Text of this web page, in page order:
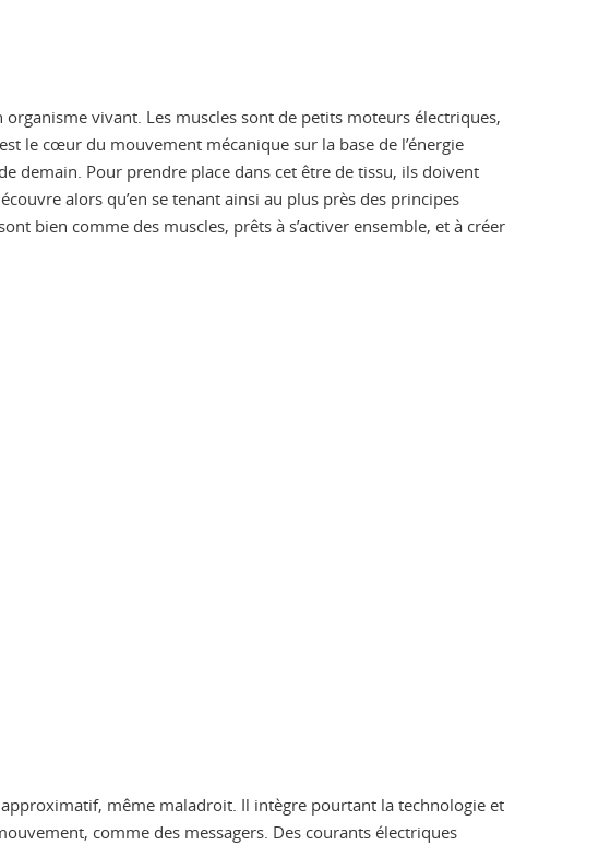
vivant. Les muscles sont de petits moteurs électriques,
le cœur du mouvement mécanique sur la base de l’énergie
demain. Pour prendre place dans cet être de tissu, ils doivent
alors qu’en se tenant ainsi au plus près des principes
bien comme des muscles, prêts à s’activer ensemble, et à créer
même maladroit. Il intègre pourtant la technologie et
comme des messagers. Des courants électriques